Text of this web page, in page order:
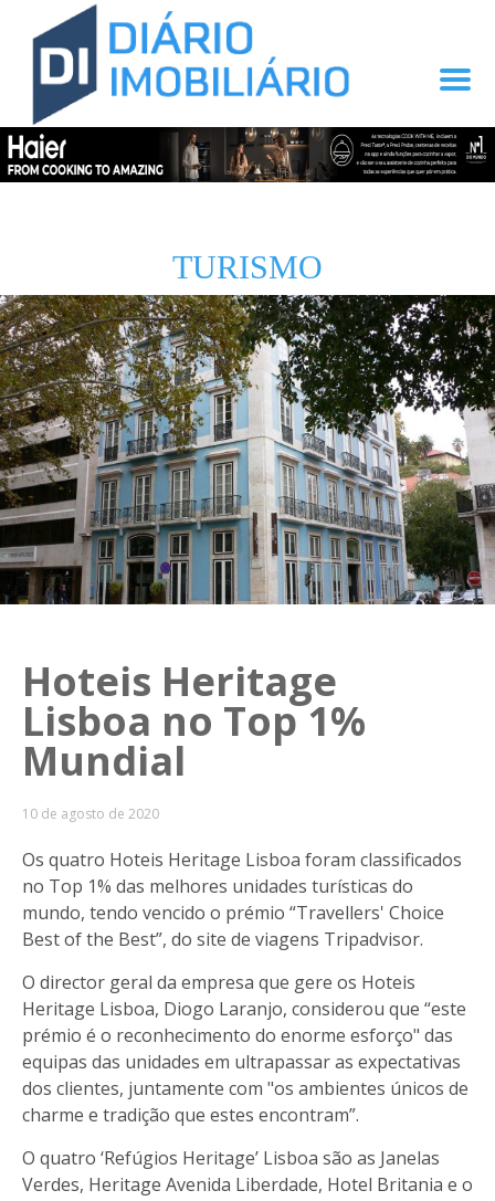
TURISMO
Hoteis Heritage
Lisboa no Top 1%
Mundial
10 de agosto de 2020
Os quatro Hoteis Heritage Lisboa foram classificados
no Top 1% das melhores unidades turísticas do
mundo, tendo vencido o prémio “Travellers' Choice
Best of the Best”, do site de viagens Tripadvisor.
O director geral da empresa que gere os Hoteis
Heritage Lisboa, Diogo Laranjo, considerou que “este
prémio é o reconhecimento do enorme esforço" das
equipas das unidades em ultrapassar as expectativas
dos clientes, juntamente com "os ambientes únicos de
charme e tradição que estes encontram”.
O quatro ‘Refúgios Heritage’ Lisboa são as Janelas
Verdes, Heritage Avenida Liberdade, Hotel Britania e o